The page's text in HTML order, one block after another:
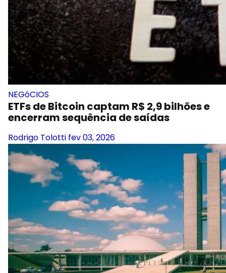
NEGóCIOS
ETFs de Bitcoin captam R$ 2,9 bilhões e
encerram sequência de saídas
Rodrigo Tolotti fev 03, 2026